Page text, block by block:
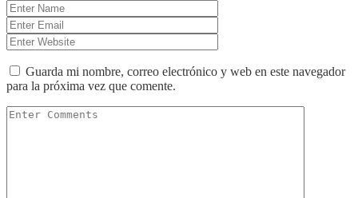
Guarda mi nombre, correo electrónico y web en este navegador
para la próxima vez que comente.